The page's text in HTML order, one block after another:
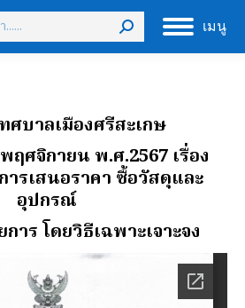
เมนู
ศบาลเมืองศรีสะเกษ
ฤศจิกายน พ.ศ.2567 เรื่อง
รเสนอราคา ซื้อวัสดุและ
อุปกรณ์
การโดยวิธีเฉพาะเจาะจง